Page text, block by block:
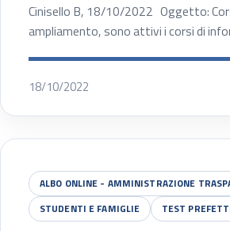
Cinisello B, 18/10/2022 Oggetto:
ampliamento, sono attivi i corsi di
18/10/2022
ALBO ONLINE - AMMINISTRAZIONE
STUDENTI E FAMIGLIE
TEST